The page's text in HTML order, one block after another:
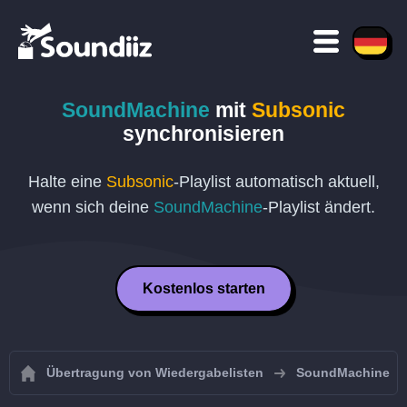
SoundMachine mit Subsonic
synchronisieren
Halte eine Subsonic-Playlist automatisch aktuell,
wenn sich deine SoundMachine-Playlist ändert.
Kostenlos starten
Übertragung von Wiedergabelisten SoundMachine